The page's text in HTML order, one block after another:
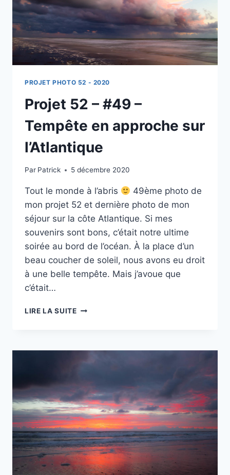
PROJET PHOTO 52 - 2020
Projet 52 – #49 –
Tempête en approche sur
l’Atlantique
Par Patrick 5 décembre 2020
Tout le monde à l’abris
49ème photo de
mon projet 52 et dernière photo de mon
séjour sur la côte Atlantique. Si mes
souvenirs sont bons, c’était notre ultime
soirée au bord de l’océan. À la place d’un
beau coucher de soleil, nous avons eu droit
à une belle tempête. Mais j’avoue que
c’était…
LIRE LA SUITEPROJET
–
TEMPÊTE
APPROCHE
SUR
L’ATLANTIQUE